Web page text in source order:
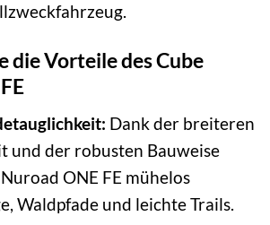
die Vorteile des Cube
Dank der breiteren
und der robusten Bauweise
ONE FE mühelos
Waldpfade und leichte Trails.